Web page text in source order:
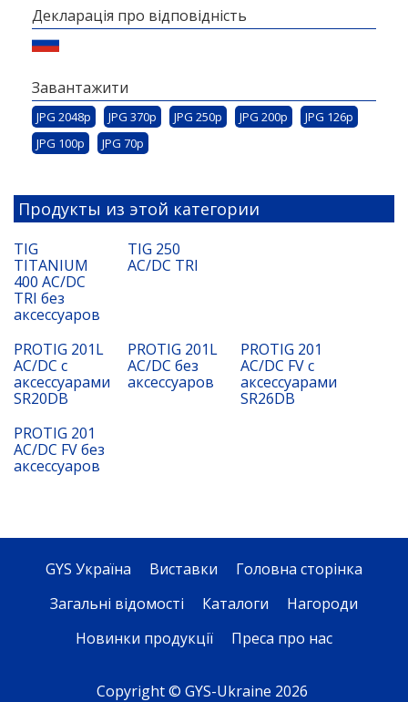
Декларація про відповідність
Завантажити
JPG 2048p JPG 370p JPG 250p JPG 200p
JPG 126p
JPG 100p
JPG 70p
Продукты из этой категории
TIG
TITANIUM
400 AC/DC
TRI без
аксессуаров
TIG 250
AC/DC TRI
PROTIG 201L
AC/DC с
аксессуарами
SR20DB
PROTIG 201L
AC/DC без
аксессуаров
PROTIG 201
AC/DC FV с
аксессуарами
SR26DB
PROTIG 201
AC/DC FV без
аксессуаров
GYS Україна Виставки
Головна сторінка
Загальні відомості
Каталоги
Нагороди
Новинки продукції
Преса про нас
Copyright © GYS-Ukraine 2026